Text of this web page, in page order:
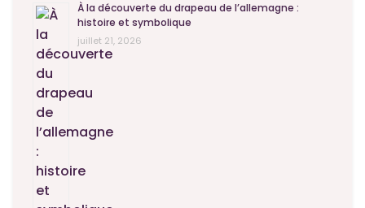
À la découverte du drapeau de l’allemagne :
histoire et symbolique
juillet 21, 2026